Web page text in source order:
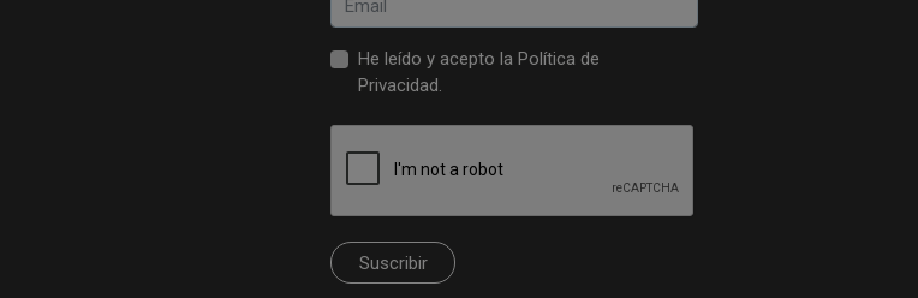
He leído y acepto la Política de
Privacidad.
Suscribir